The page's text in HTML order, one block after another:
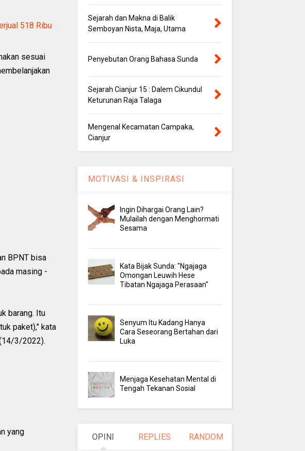
518 Ribu
sesuai
BPNT bisa
masing -
barang. Itu
paket)," kata
3/2022).
yang
Sejarah dan Makna di Balik
Semboyan Nista, Maja, Utama
Penyebutan Orang Bahasa Sunda
Sejarah Cianjur 15 : Dalem Cikundul
Keturunan Raja Talaga
Mengenal Kecamatan Campaka,
Cianjur
MOTIVASI & INSPIRASI
Ingin Dihargai Orang Lain?
Mulailah dengan Menghormati
Sesama
Kata Bijak Sunda: "Ngajaga
Omongan Leuwih Hese
Tibatan Ngajaga Perasaan"
Senyum Itu Kadang Hanya
Cara Seseorang Bertahan dari
Luka
Menjaga Kesehatan Mental di
Tengah Tekanan Sosial
OPINI REPLIES RANDOM